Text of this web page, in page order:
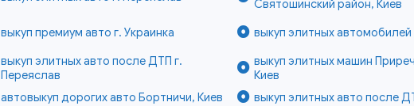
Святошинский район, Киев
выкуп премиум авто г. Украинка
выкуп элитных
выкуп элитных авто после ДТП г.
Переяслав
выкуп элитных машин
Киев
автовыкуп дорогих авто Бортничи, Киев
выкуп элитных авто после